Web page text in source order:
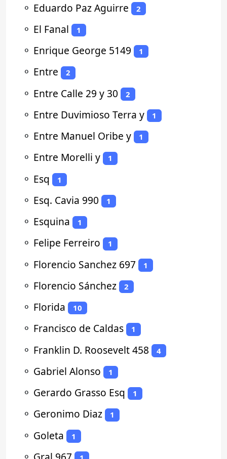
⚬ Eduardo Paz Aguirre 2
⚬ El Fanal 1
⚬ Enrique George 5149 1
⚬ Entre 2
⚬ Entre Calle 29 y 30 2
⚬ Entre Duvimioso Terra y 1
⚬ Entre Manuel Oribe y 1
⚬ Entre Morelli y 1
⚬ Esq 1
⚬ Esq. Cavia 990 1
⚬ Esquina 1
⚬ Felipe Ferreiro 1
⚬ Florencio Sanchez 697 1
⚬ Florencio Sánchez 2
⚬ Florida 10
⚬ Francisco de Caldas 1
⚬ Franklin D. Roosevelt 458 4
⚬ Gabriel Alonso 1
⚬ Gerardo Grasso Esq 1
⚬ Geronimo Diaz 1
⚬ Goleta 1